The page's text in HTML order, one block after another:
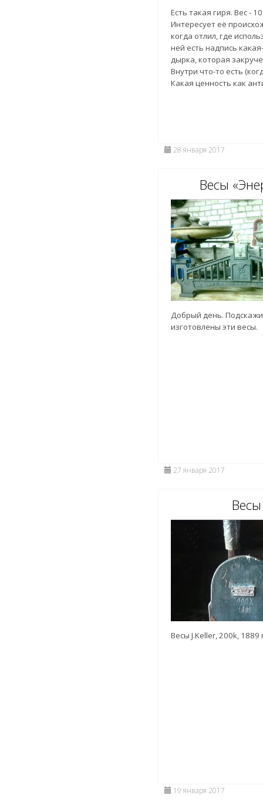
Есть такая гиря. Вес -
Интересует её
когда отлил, где
ней есть надпись
дырка, которая
Внутри что-то есть
Какая ценность как
28 января 2017
Весы
Добрый день.
изготовлены эти весы.
27 января 2017
Весы
Весы J.Keller, 200k, 1889
19 января 2017